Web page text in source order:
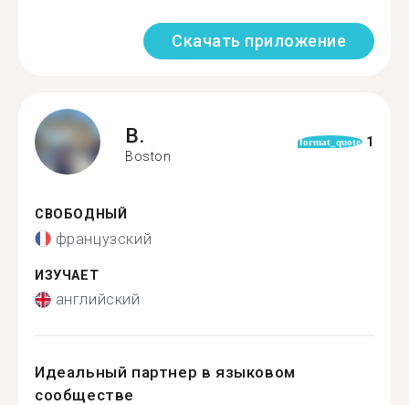
Скачать приложение
B.
Boston
format_quote 1
СВОБОДНЫЙ
французский
ИЗУЧАЕТ
английский
Идеальный партнер в языковом
сообществе